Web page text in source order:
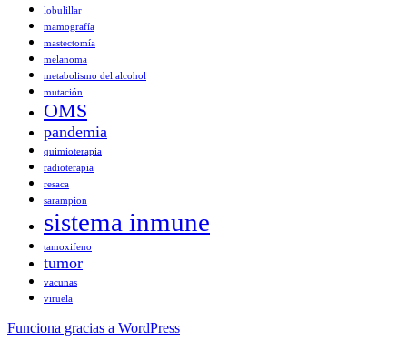
lobulillar
mamografía
mastectomía
melanoma
metabolismo del alcohol
mutación
OMS
pandemia
quimioterapia
radioterapia
resaca
sarampion
sistema inmune
tamoxifeno
tumor
vacunas
viruela
Funciona gracias a WordPress